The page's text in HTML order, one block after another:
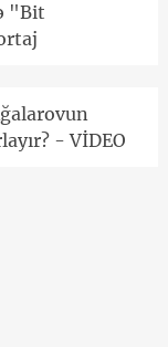
"Bit
- VİDEO